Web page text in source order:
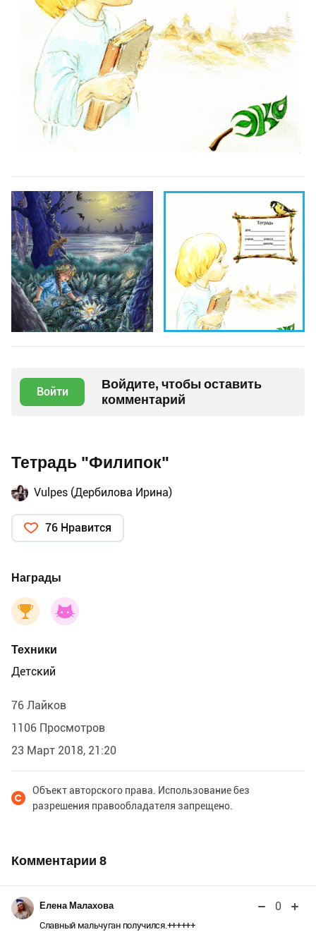
Войти
Войдите, чтобы оставить
комментарий
Тетрадь "Филипок"
Vulpes (Дербилова Ирина)
76 Нравится
Награды
Техники
Детский
76 Лайков
1106 Просмотров
23 Март 2018, 21:20
Объект авторского права. Использование без
разрешения правообладателя запрещено.
Комментарии 8
Елена Малахова 0
Славный мальчуган получился.++++++